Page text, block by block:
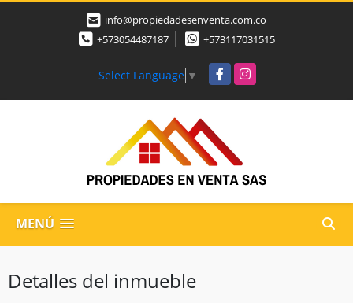
info@propiedadesenventa.com.co
+573054487187
+573117031515
Select Language ▼ FacebookInstagram
MENÚ
Detalles del inmueble